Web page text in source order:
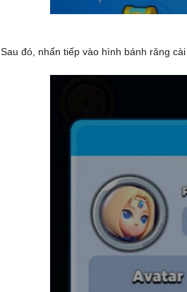
Sau đó, nhấn tiếp vào hình bánh răng